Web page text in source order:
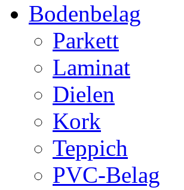
Bodenbelag
Parkett
Laminat
Dielen
Kork
Teppich
PVC-Belag